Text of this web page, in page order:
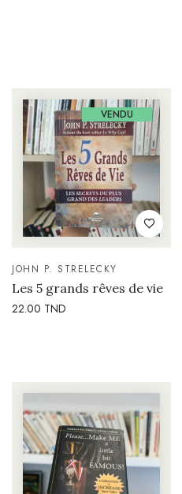
VENDU
JOHN P. STRELECKY
Les 5 grands rêves de vie
22.00 TND